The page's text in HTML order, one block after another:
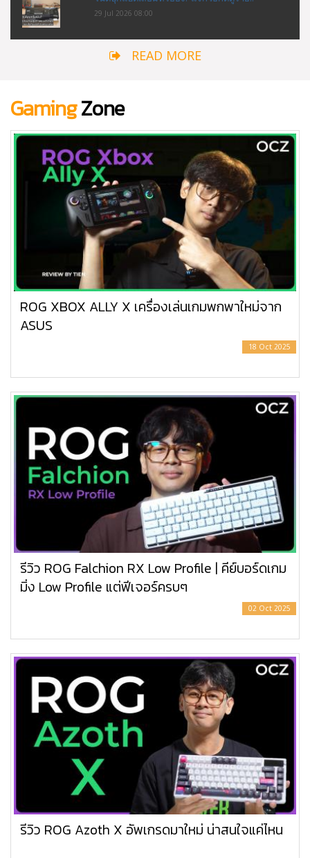
29 Jul 2026 08:00
READ MORE
GamingZone
ROG XBOX ALLY X เครื่องเล่นเกมพกพาใหม่จาก
ASUS
18 Oct 2025
รีวิว ROG Falchion RX Low Profile | คีย์บอร์ดเกม
มิ่ง Low Profile แต่ฟีเจอร์ครบๆ
02 Oct 2025
รีวิว ROG Azoth X อัพเกรดมาใหม่ น่าสนใจแค่ไหน